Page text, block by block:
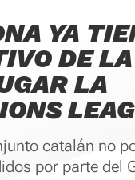
YA
DE
LA
catalán no
por parte del